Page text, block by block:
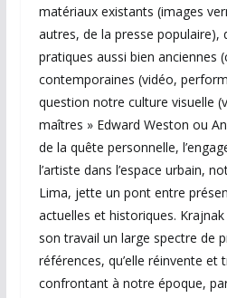
matériaux existants (images
autres, de la presse populaire),
pratiques aussi bien anciennes
contemporaines (vidéo,
question notre culture visuelle
maîtres » Edward Weston ou
de la quête personnelle,
l’artiste dans l’espace urbain,
Lima, jette un pont entre
actuelles et historiques.
son travail un large spectre de
références, qu’elle réinvente et
confrontant à notre époque,